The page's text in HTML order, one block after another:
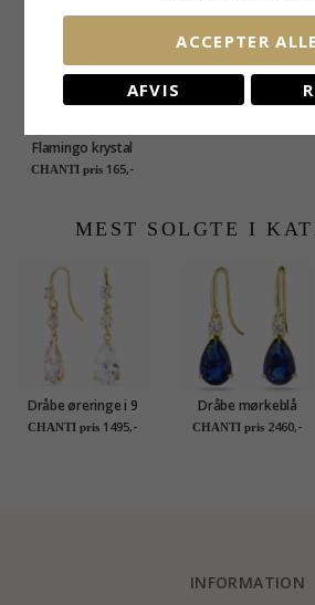
Flamingo krystal
halskæde i sølv med
CHANTI pris 165,-
MEST SOLGTE I
Dråbe øreringe i 9
karat guld med
CHANTI pris 1495,-
Dråbe mørkeblå
guldøreringe i 14
CHANTI pris 2460,-
INFORMATION
ACCEPTER ALLE
AFVIS